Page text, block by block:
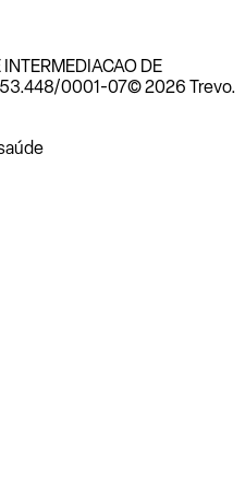
DE
0001-07© 2026 Trevo.